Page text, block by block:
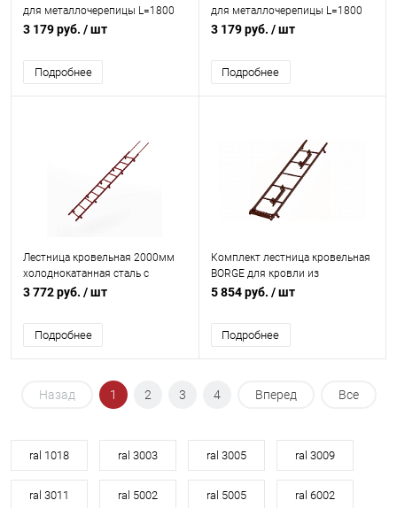
для металлочерепицы L=1800
мм, b=350 RAL 9005 (Черный)
3 179 руб. / шт
Подробнее
для металлочерепицы L=1800
мм, b=350 RAL 5005 (Сигнально-
3 179 руб. / шт
Подробнее
Лестница кровельная 2000мм
холоднокатанная сталь с
порошковым покрытием RAL
3 772 руб. / шт
Подробнее
Комплект лестница кровельная
BORGE для кровли из
металлочерепицы L=2700 мм,
5 854 руб. / шт
Подробнее
Назад 1 2 3 4 Вперед Все
ral 1018 ral 3003 ral 3005 ral 3009
ral 3011 ral 5002 ral 5005 ral 6002